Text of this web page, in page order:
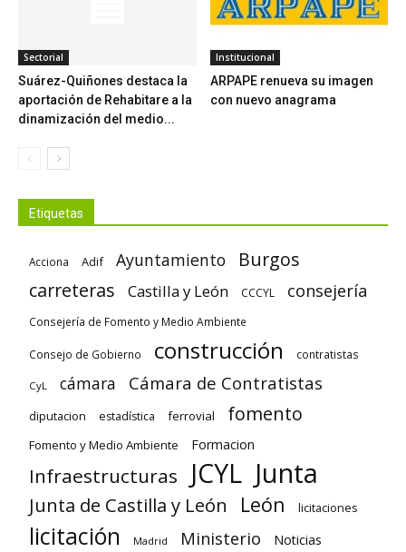
Sectorial
Suárez-Quiñones destaca la
aportación de Rehabitare a la
dinamización del medio...
Institucional
ARPAPE renueva su imagen
con nuevo anagrama
Etiquetas
Acciona Adif Ayuntamiento
Burgos
carreteras
Castilla y León CCCYL consejería
Consejería de Fomento y Medio Ambiente
Consejo de Gobierno construcción contratistas
CyL cámara Cámara de Contratistas
diputacion estadística ferrovial fomento
Fomento y Medio Ambiente Formacion
Infraestructuras JCYL Junta
Junta de Castilla y León León licitaciones
licitación Madrid Ministerio Noticias